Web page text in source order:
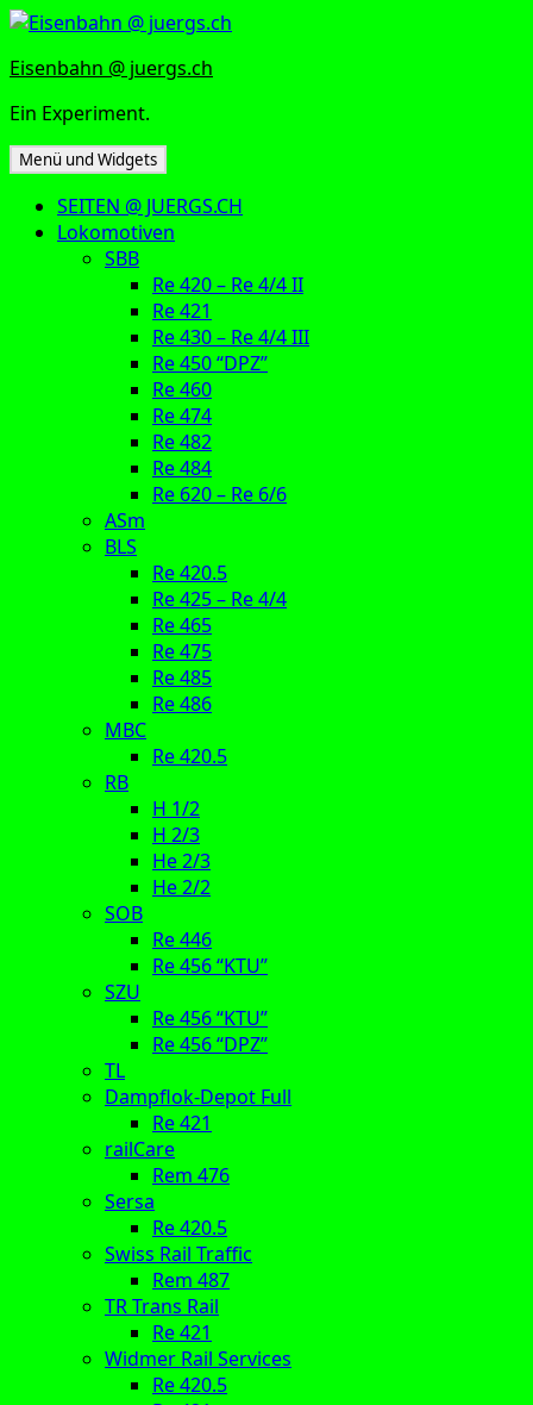
Zum
springen
Eisenbahn @ juergs.ch
Ein Experiment.
Menü und Widgets
SEITEN @ JUERGS.CH
Lokomotiven
SBB
Re 420 – Re 4/4 II
Re 421
Re 430 – Re 4/4 III
Re 450 “DPZ”
Re 460
Re 474
Re 482
Re 484
Re 620 – Re 6/6
ASm
BLS
Re 420.5
Re 425 – Re 4/4
Re 465
Re 475
Re 485
Re 486
MBC
Re 420.5
RB
H 1/2
H 2/3
He 2/3
He 2/2
SOB
Re 446
Re 456 “KTU”
SZU
Re 456 “KTU”
Re 456 “DPZ”
TL
Dampflok-Depot Full
Re 421
railCare
Rem 476
Sersa
Re 420.5
Swiss Rail Traffic
Rem 487
TR Trans Rail
Re 421
Widmer Rail Services
Re 420.5